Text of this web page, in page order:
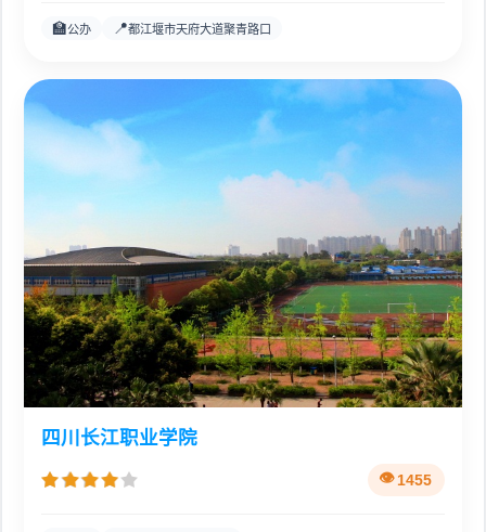
🏫公办 📍都江堰市天府大道聚青路口
四川长江职业学院
1455